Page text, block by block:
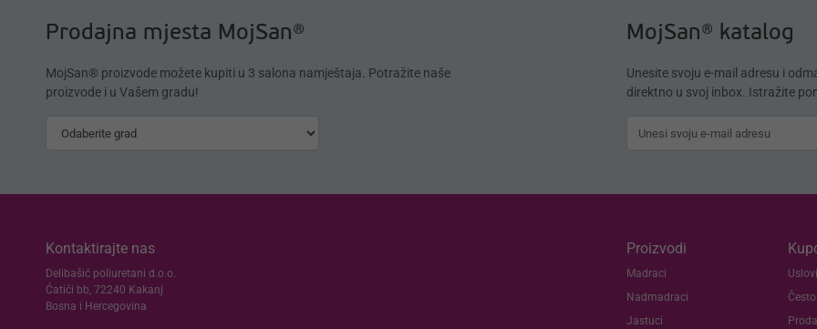
Prodajna mjesta MojSan®
MojSan® proizvode možete kupiti u 3 salona namještaja. Potražite naše
proizvode i u Vašem gradu!
MojSan® katalog
Unesite svoju e-mail adresu i
direktno u svoj inbox. Istražite
Kontaktirajte nas
Delibašić poliuretani d.o.o.
Ćatići bb, 72240 Kakanj
Bosna i Hercegovina
Proizvodi
Madraci
Nadmadraci
Jastuci